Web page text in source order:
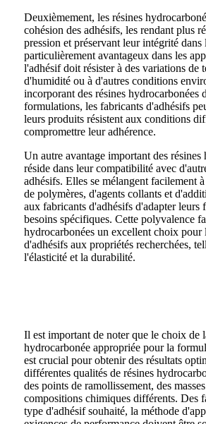
Deuxièmement, les résines
cohésion des adhésifs, les rendant plus
pression et préservant leur intégrité dans
particulièrement avantageux dans les
l'adhésif doit résister à des variations de
d'humidité ou à d'autres conditions
incorporant des résines hydrocarbonées
formulations, les fabricants d'adhésifs
leurs produits résistent aux conditions
compromettre leur adhérence.
Un autre avantage important des résines
réside dans leur compatibilité avec
adhésifs. Elles se mélangent facilement
de polymères, d'agents collants et
aux fabricants d'adhésifs d'adapter leurs
besoins spécifiques. Cette polyvalence
hydrocarbonées un excellent choix pour
d'adhésifs aux propriétés recherchées,
l'élasticité et la durabilité.
Il est important de noter que le choix de
hydrocarbonée appropriée pour la
est crucial pour obtenir des résultats
différentes qualités de résines
des points de ramollissement, des
compositions chimiques différents. Des
type d'adhésif souhaité, la méthode